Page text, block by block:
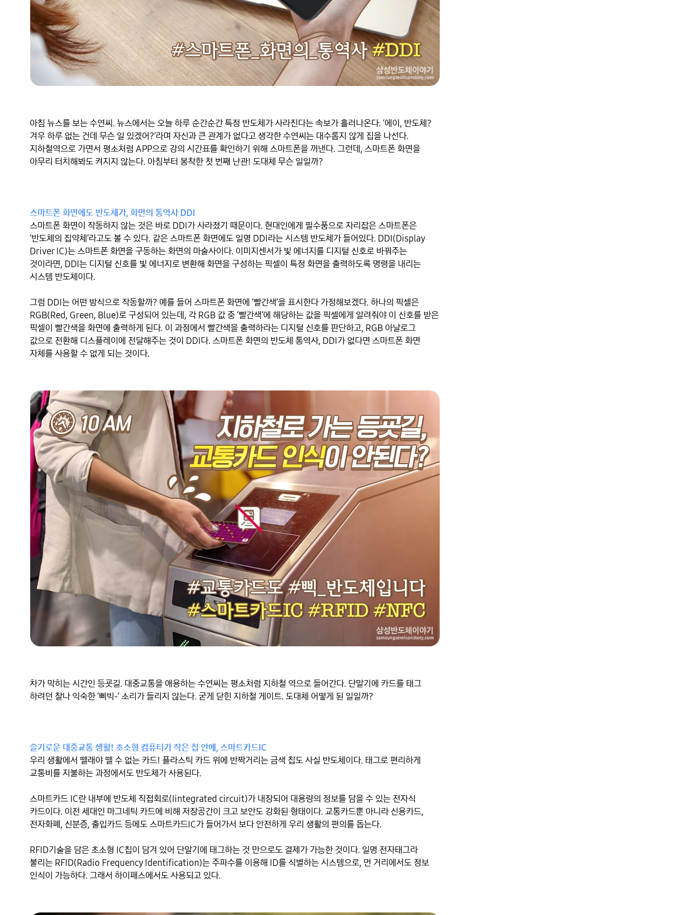
아침 뉴스를 보는 수연씨. 뉴스에서는 오늘 하루 순간순간 특정 반도체가 사라진다는 속보가 흘러나온다. ‘에이, 반도체?
겨우 하루 없는 건데 무슨 일 있겠어?’라며 자신과 큰 관계가 없다고 생각한 수연씨는 대수롭지 않게 집을 나선다.
지하철역으로 가면서 평소처럼 APP으로 강의 시간표를 확인하기 위해 스마트폰을 꺼낸다. 그런데, 스마트폰 화면을
아무리 터치해봐도 켜지지 않는다. 아침부터 봉착한 첫 번째 난관! 도대체 무슨 일일까?
스마트폰 화면에도 반도체가, 화면의 통역사 DDI
스마트폰 화면이 작동하지 않는 것은 바로 DDI가 사라졌기 때문이다. 현대인에게 필수품으로 자리잡은 스마트폰은
‘반도체의 집약체’라고도 볼 수 있다. 같은 스마트폰 화면에도 일명 DDI라는 시스템 반도체가 들어있다. DDI(Display
Driver IC)는 스마트폰 화면을 구동하는 화면의 마술사이다. 이미지센서가 빛 에너지를 디지털 신호로 바꿔주는
것이라면, DDI는 디지털 신호를 빛 에너지로 변환해 화면을 구성하는 픽셀이 특정 화면을 출력하도록 명령을 내리는
시스템 반도체이다.
그럼 DDI는 어떤 방식으로 작동할까? 예를 들어 스마트폰 화면에 ‘빨간색’을 표시한다 가정해보겠다. 하나의 픽셀은
RGB(Red, Green, Blue)로 구성되어 있는데, 각 RGB 값 중 ‘빨간색’에 해당하는 값을 픽셀에게 알려줘야 이 신호를 받은
픽셀이 빨간색을 화면에 출력하게 된다. 이 과정에서 빨간색을 출력하라는 디지털 신호를 판단하고, RGB 아날로그
값으로 전환해 디스플레이에 전달해주는 것이 DDI다. 스마트폰 화면의 반도체 통역사, DDI가 없다면 스마트폰 화면
자체를 사용할 수 없게 되는 것이다.
차가 막히는 시간인 등굣길. 대중교통을 애용하는 수연씨는 평소처럼 지하철 역으로 들어간다. 단말기에 카드를 태그
하려던 찰나 익숙한 ‘삐빅-‘ 소리가 들리지 않는다. 굳게 닫힌 지하철 게이트. 도대체 어떻게 된 일일까?
슬기로운 대중교통 생활! 초소형 컴퓨터가 작은 칩 안에, 스마트카드IC
우리 생활에서 뗄래야 뗄 수 없는 카드! 플라스틱 카드 위에 반짝거리는 금색 칩도 사실 반도체이다. 태그로 편리하게
교통비를 지불하는 과정에서도 반도체가 사용된다.
스마트카드 IC란 내부에 반도체 직접회로(Iintegrated circuit)가 내장되어 대용량의 정보를 담을 수 있는 전자식
카드이다. 이전 세대인 마그네틱 카드에 비해 저장공간이 크고 보안도 강화된 형태이다. 교통카드뿐 아니라 신용카드,
전자화폐, 신분증, 출입카드 등에도 스마트카드IC가 들어가서 보다 안전하게 우리 생활의 편의를 돕는다.
RFID기술을 담은 초소형 IC칩이 담겨 있어 단말기에 태그하는 것 만으로도 결제가 가능한 것이다. 일명 전자태그라
불리는 RFID(Radio Frequency Identification)는 주파수를 이용해 ID를 식별하는 시스템으로, 먼 거리에서도 정보
인식이 가능하다. 그래서 하이패스에서도 사용되고 있다.